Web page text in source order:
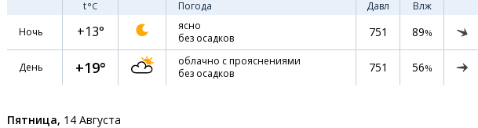
t°C Погода Давл Влж
Ночь
+13°
ясно
без осадков
751 89%
День +19°
облачно с прояснениями
без осадков
751 56%
Пятница, 14 Августа